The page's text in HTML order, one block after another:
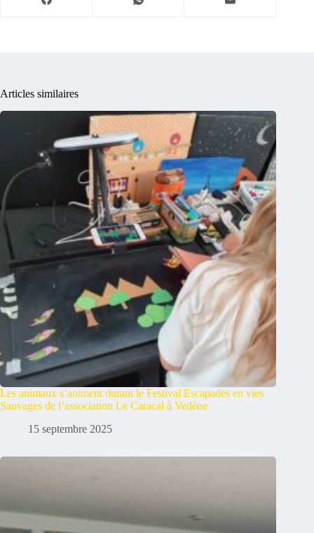
Articles similaires
Les animaux s’animent durant le Festival Escapades en vies
Sauvages de l’association Le Caracal à Vedène
15 septembre 2025